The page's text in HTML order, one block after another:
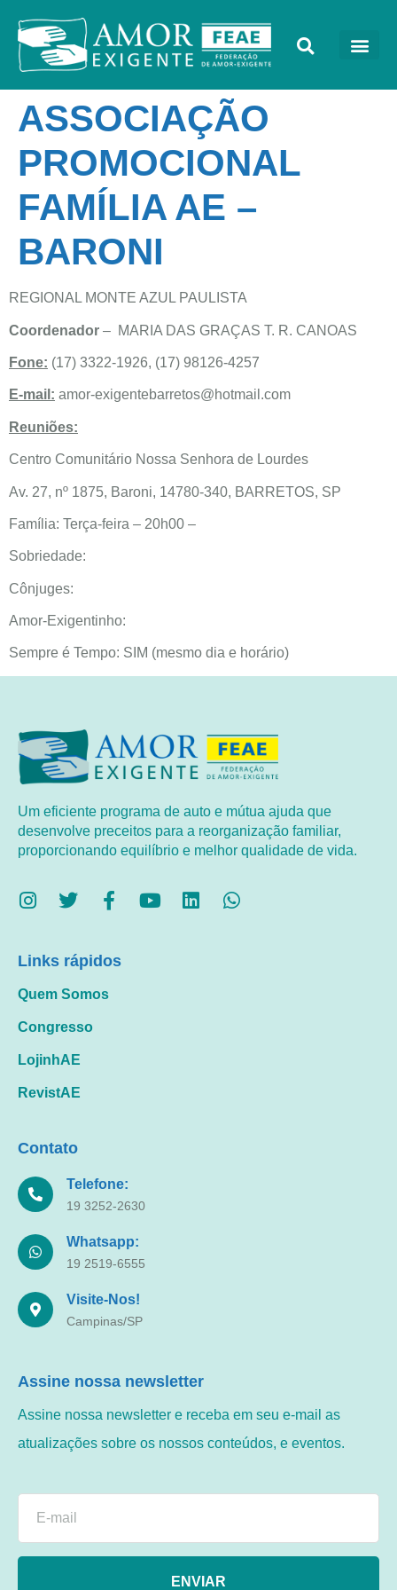
ASSOCIAÇÃO
PROMOCIONAL
FAMÍLIA AE –
BARONI
REGIONAL MONTE AZUL PAULISTA
Coordenador – MARIA DAS GRAÇAS T. R. CANOAS
Fone: (17) 3322-1926, (17) 98126-4257
E-mail: amor-exigentebarretos@hotmail.com
Reuniões:
Centro Comunitário Nossa Senhora de Lourdes
Av. 27, nº 1875, Baroni, 14780-340, BARRETOS, SP
Família: Terça-feira – 20h00 –
Sobriedade:
Cônjuges:
Amor-Exigentinho:
Sempre é Tempo: SIM (mesmo dia e horário)
Um eficiente programa de auto e mútua ajuda que
desenvolve preceitos para a reorganização familiar,
proporcionando equilíbrio e melhor qualidade de vida.
Links rápidos
Quem Somos
Congresso
LojinhAE
RevistAE
Contato
Telefone:
19 3252-2630
Whatsapp:
19 2519-6555
Visite-Nos!
Campinas/SP
Assine nossa newsletter
Assine nossa newsletter e receba em seu e-mail as
atualizações sobre os nossos conteúdos, e eventos.
ENVIAR